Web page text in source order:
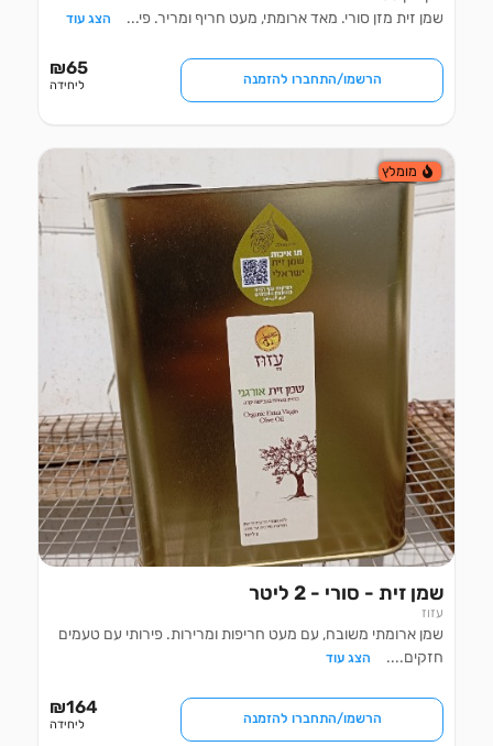
שמן זית מזן סורי. מאד ארומתי, מעט חריף ומריר. פי... הצג עוד
הרשמו/התחברו להזמנה
₪65
ליחידה
מומלץ
שמן זית - סורי - 2 ליטר
עזוז
שמן ארומתי משובח, עם מעט חריפות ומרירות. פירותי עם טעמים
חזקים.... הצג עוד
הרשמו/התחברו להזמנה
₪164
ליחידה